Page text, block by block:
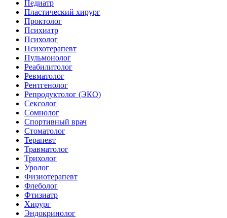
Педиатр
Пластический хирург
Проктолог
Психиатр
Психолог
Психотерапевт
Пульмонолог
Реабилитолог
Ревматолог
Рентгенолог
Репродуктолог (ЭКО)
Сексолог
Сомнолог
Спортивный врач
Стоматолог
Терапевт
Травматолог
Трихолог
Уролог
Физиотерапевт
Флеболог
Фтизиатр
Хирург
Эндокринолог